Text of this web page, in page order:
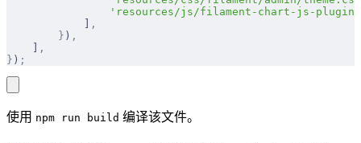
'resources/js/filament-chart-js-
            ]
,
        }
) ,
    ]
,
} ) ;
使用 npm run build 编译该文件。